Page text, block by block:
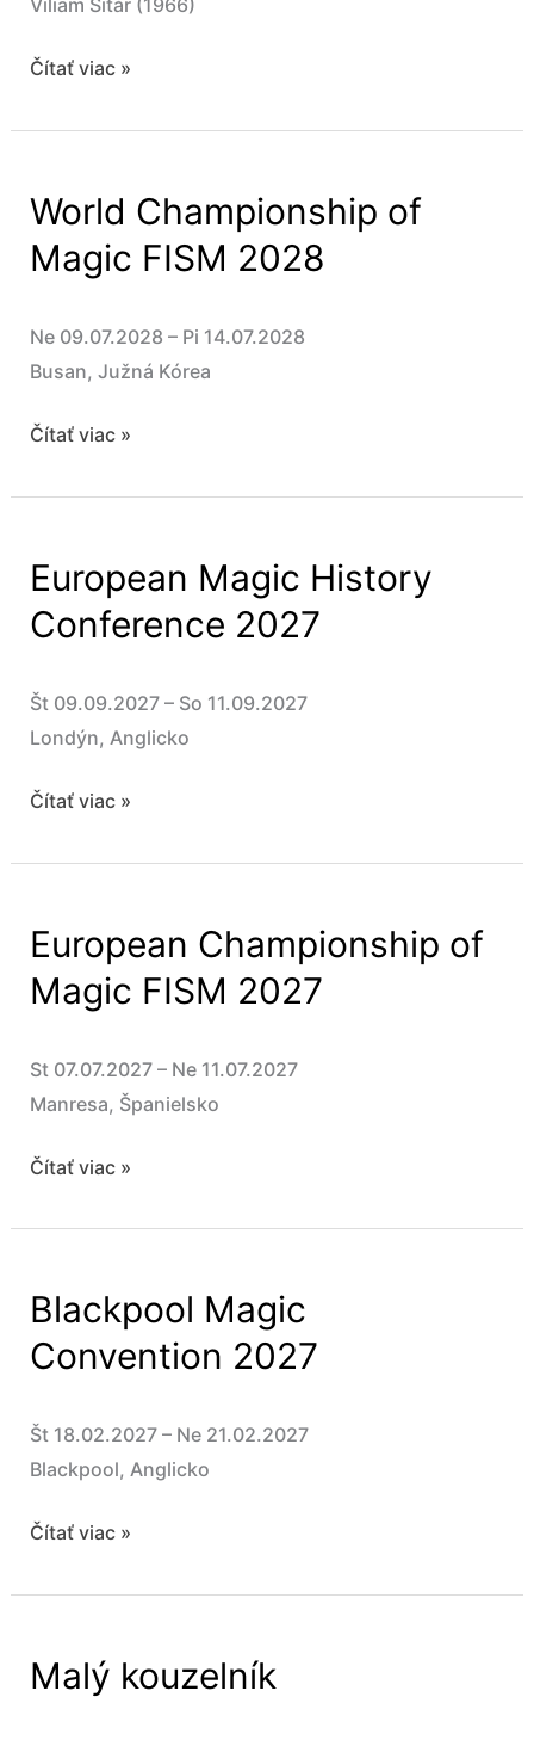
Viliam Sitár (1966)
Hry,
kúzla
triky
s
kartami
Čítať viac »
World Championship of
Magic FISM 2028
Ne 09.07.2028 – Pi 14.07.2028
Busan, Južná Kórea
World
of
FISM
2028
Čítať viac »
European Magic History
Conference 2027
Št 09.09.2027 – So 11.09.2027
Londýn, Anglicko
European
History
2027
Čítať viac »
European Championship of
Magic FISM 2027
St 07.07.2027 – Ne 11.07.2027
Manresa, Španielsko
European
of
FISM
2027
Čítať viac »
Blackpool Magic
Convention 2027
Št 18.02.2027 – Ne 21.02.2027
Blackpool, Anglicko
Blackpool
Convention
Čítať viac »
Malý kouzelník